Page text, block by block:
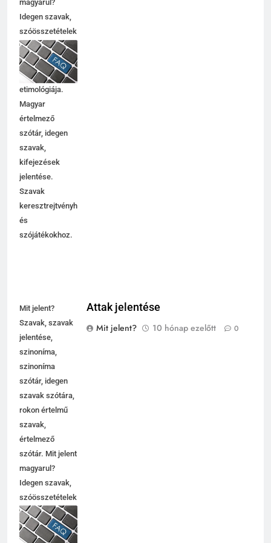
magyarul?
Idegen szavak,
szóösszetételek
jelentése,
magyarázata,
használata,
etimológiája.
Magyar
értelmező
szótár, idegen
szavak,
kifejezések
jelentése.
Szavak
keresztrejtvényhez
és
szójátékokhoz.
Mit jelent?
Szavak, szavak
jelentése,
szinoníma,
szinoníma
szótár, idegen
szavak szótára,
rokon értelmű
szavak,
értelmező
szótár. Mit jelent
magyarul?
Idegen szavak,
szóösszetételek
jelentése,
magyarázata,
használata,
Attak jelentése
Mit jelent?
10 hónap ezelőtt 0
5
6